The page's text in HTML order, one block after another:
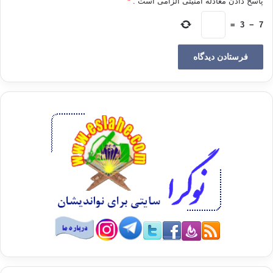
آغاز دعوتش علاقمند بود در هر منطقه‌ای که امکان فعالیت وجود
دارد شعبه‌ای از جماعتش شکل گیرد. ایشان در برخی نقاط این مهم
را عملی کرد و شاگران و پیروانش پس از او این بخش را تکمیل
کردند تا اینکه خداوند این کار را به دست آنان سامان داد و در هر
منطقه از کشورهای عربی و اسلامی و بسیاری از کشورهای دیگر
شعبه‌های دعوت تشکیل شد. بدین‌وسیله جماعتی که امام بنا تشکیل
شکل گرفت. این شعبه‌ها همه با هم در ارتباط بودند و دعوت را با
تمام ابعاد آن گسترش می‌دادند و برای روزی که رؤیای امت در
تشکیل دولت اسلامی موعود تحقق خواهد یافت آماده می‌شدند.
سوم: تألیف رجال به جای تألیف کتاب
امام بنا جز در موارد اندکی به کار تألیف نپرداخته است؛ این جنبه از
فعالیت‌های او در مجموعه نامه‌ها و یادداشت‌هایی که در امر دعوت و
برای دعوت‌گران می‌نوشت و نیز برخی مقالات مجله‌ی اخوان و
می‌شود. این‌ها تمام کارهای فکری و فرهنگی امام بنا است. آورده‌اند
7
−
3
=